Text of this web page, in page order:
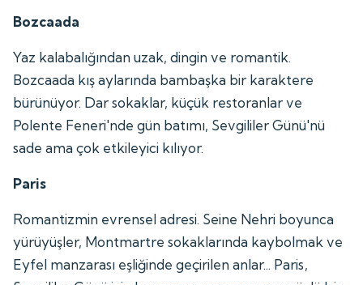
Bozcaada
Yaz kalabalığından uzak, dingin ve romantik.
Bozcaada kış aylarında bambaşka bir karaktere
bürünüyor. Dar sokaklar, küçük restoranlar ve
Polente Feneri'nde gün batımı, Sevgililer Günü'nü
sade ama çok etkileyici kılıyor.
Paris
Romantizmin evrensel adresi. Seine Nehri boyunca
yürüyüşler, Montmartre sokaklarında kaybolmak ve
Eyfel manzarası eşliğinde geçirilen anlar... Paris,